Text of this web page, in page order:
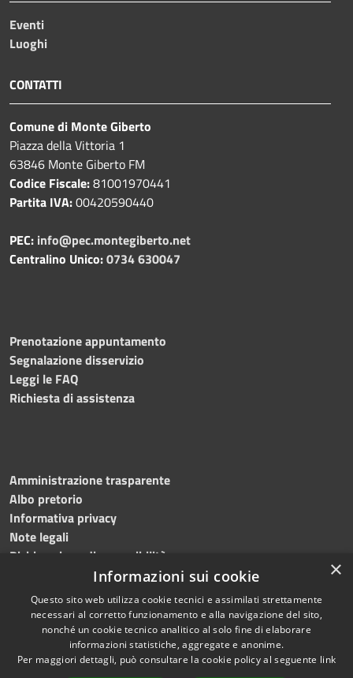
Eventi
Luoghi
CONTATTI
Comune di Monte Giberto
Piazza della Vittoria 1
63846 Monte Giberto FM
Codice Fiscale:81001970441
Partita IVA:00420590440
PEC: info@pec.montegiberto.net
Centralino Unico:0734 630047
Prenotazione appuntamento
Segnalazione disservizio
Leggi le FAQ
Richiesta di assistenza
Amministrazione trasparente
Albo pretorio
Informativa privacy
Note legali
Dichiarazione di accessibilità
Accessibilità
Privacy
© 2023 • Comune di
Monte Giberto • Powered
byMunicipium•Accesso
×
Informazioni sui cookie
Questo sito web utilizza cookie tecnici e assimilati strettamente
necessari al corretto funzionamento e alla navigazione del sito,
nonché un cookie tecnico analitico al solo fine di elaborare
informazioni statistiche, aggregate e anonime.
Per maggiori dettagli, può consultare la cookie policy al seguente link